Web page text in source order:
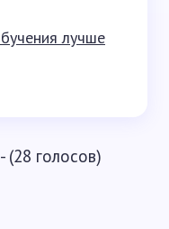
лучше
(28 голосов)